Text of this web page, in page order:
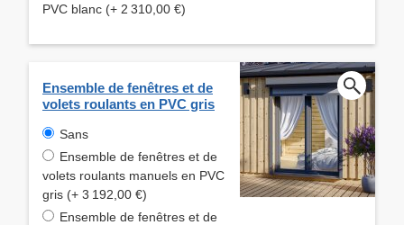
PVC blanc (+ 2 310,00 €)
Ensemble de fenêtres et de
volets roulants en PVC gris
Sans
Ensemble de fenêtres et de
volets roulants manuels en PVC
gris (+ 3 192,00 €)
Ensemble de fenêtres et de